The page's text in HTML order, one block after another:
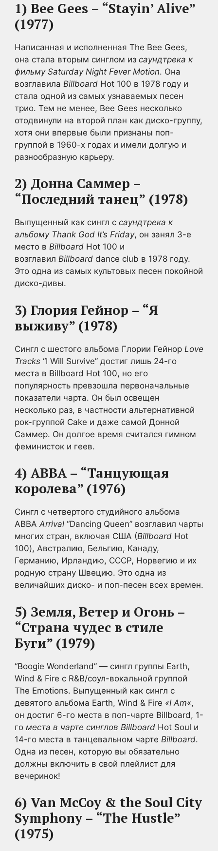
1) Bee Gees – “Stayin’ Alive”
(1977)
Написанная и исполненная The Bee Gees,
она стала вторым синглом из саундтрека к
фильму Saturday Night Fever Motion. Она
возглавила Billboard Hot 100 в 1978 году и
стала одной из самых узнаваемых песен
трио. Тем не менее, Bee Gees несколько
отодвинули на второй план как диско-группу,
хотя они впервые были признаны поп-
группой в 1960-х годах и имели долгую и
разнообразную карьеру.
2) Донна Саммер –
“Последний танец” (1978)
Выпущенный как сингл с саундтрека к
альбому Thank God It’s Friday, он занял 3-е
место в Billboard Hot 100 и
возглавил Billboard dance club в 1978 году.
Это одна из самых культовых песен покойной
диско-дивы.
3) Глория Гейнор – “Я
выживу” (1978)
Сингл с шестого альбома Глории Гейнор Love
Tracks “I Will Survive” достиг лишь 24-го
места в Billboard Hot 100, но его
популярность превзошла первоначальные
показатели чарта. Он был освещен
несколько раз, в частности альтернативной
рок-группой Cake и даже самой Донной
Саммер. Он долгое время считался гимном
феминисток и геев.
4) ABBA – “Танцующая
королева” (1976)
Сингл с четвертого студийного альбома
ABBA Arrival “Dancing Queen” возглавил чарты
многих стран, включая США (Billboard Hot
100), Австралию, Бельгию, Канаду,
Германию, Ирландию, СССР, Норвегию и их
родную страну Швецию. Это одна из
величайших диско- и поп-песен всех времен.
5) Земля, Ветер и Огонь –
“Страна чудес в стиле
Буги” (1979)
“Boogie Wonderland” — сингл группы Earth,
Wind & Fire с R&B/соул-вокальной группой
The Emotions. Выпущенный как сингл с
девятого альбома Earth, Wind & Fire «I Am«,
он достиг 6-го места в поп-чарте Billboard , 1-
го места в чарте синглов Billboard Hot Soul и
14-го места в танцевальном чарте Billboard.
Одна из песен, которую вы обязательно
должны включить в свой плейлист для
вечеринок!
6) Van McCoy & the Soul City
Symphony – “The Hustle”
(1975)